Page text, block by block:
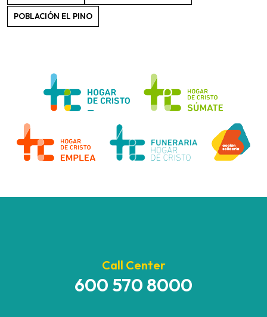
POBLACIÓN EL PINO
Call Center
600 570 8000